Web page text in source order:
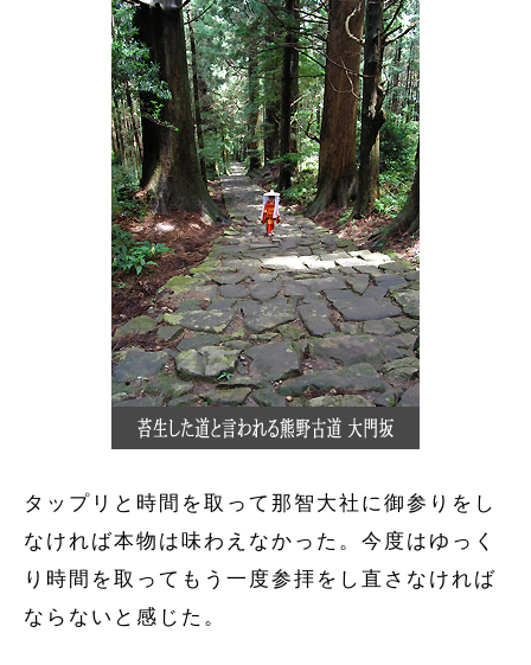
タップリと時間を取って那智大社に御参りをし
なければ本物は味わえなかった。今度はゆっく
り時間を取ってもう一度参拝をし直さなければ
ならないと感じた。